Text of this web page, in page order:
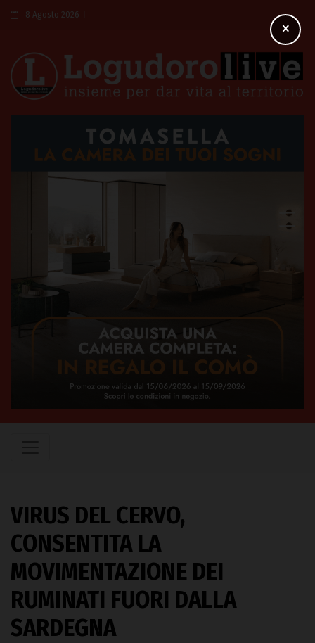
8 Agosto 2026
VIRUS DEL CERVO,
CONSENTITA LA
MOVIMENTAZIONE DEI
RUMINATI FUORI DALLA
SARDEGNA
×